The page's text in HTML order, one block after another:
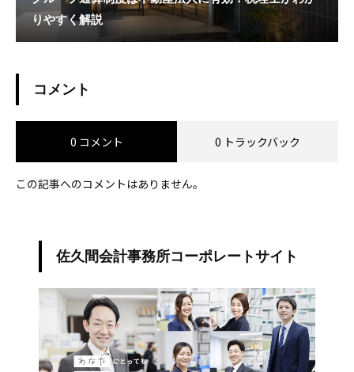
りやすく解説
コメント
0 コメント 0 トラックバック
この記事へのコメントはありません。
佐久間会計事務所コーポレートサイト